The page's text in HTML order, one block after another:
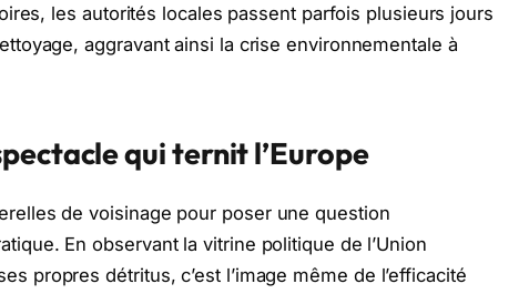
les autorités locales passent parfois plusieurs jours
aggravant ainsi la crise environnementale à
qui ternit l’Europe
de voisinage pour poser une question
En observant la vitrine politique de l’Union
propres détritus, c’est l’image même de l’efficacité